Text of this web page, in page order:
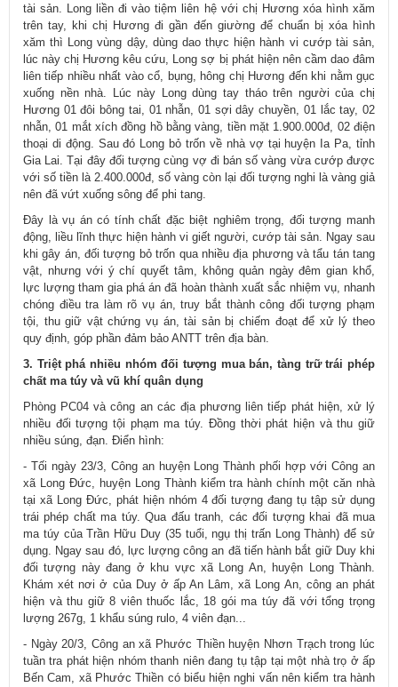
tài sản. Long liền đi vào tiệm liên hệ với chị Hương xóa hình xăm
trên tay, khi chị Hương đi gần đến giường để chuẩn bị xóa hình
xăm thì Long vùng dậy, dùng dao thực hiện hành vi cướp tài sản,
lúc này chị Hương kêu cứu, Long sợ bị phát hiện nên cầm dao đâm
liên tiếp nhiều nhất vào cổ, bụng, hông chị Hương đến khi nằm gục
xuống nền nhà. Lúc này Long dùng tay tháo trên người của chị
Hương 01 đôi bông tai, 01 nhẫn, 01 sợi dây chuyền, 01 lắc tay, 02
nhẫn, 01 mắt xích đồng hồ bằng vàng, tiền mặt 1.900.000đ, 02 điện
thoại di động. Sau đó Long bỏ trốn về nhà vợ tại huyện Ia Pa, tỉnh
Gia Lai. Tại đây đối tượng cùng vợ đi bán số vàng vừa cướp được
với số tiền là 2.400.000đ, số vàng còn lại đối tượng nghi là vàng giả
nên đã vứt xuống sông để phi tang.
Đây là vụ án có tính chất đặc biệt nghiêm trọng, đối tượng manh
động, liều lĩnh thực hiện hành vi giết người, cướp tài sản. Ngay sau
khi gây án, đối tượng bỏ trốn qua nhiều địa phương và tẩu tán tang
vật, nhưng với ý chí quyết tâm, không quản ngày đêm gian khổ,
lực lượng tham gia phá án đã hoàn thành xuất sắc nhiệm vụ, nhanh
chóng điều tra làm rõ vụ án, truy bắt thành công đối tượng phạm
tội, thu giữ vật chứng vụ án, tài sản bị chiếm đoạt để xử lý theo
quy định, góp phần đảm bảo ANTT trên địa bàn.
3. Triệt phá nhiều nhóm đối tượng mua bán, tàng trữ trái phép
chất ma túy và vũ khí quân dụng
Phòng PC04 và công an các địa phương liên tiếp phát hiện, xử lý
nhiều đối tượng tội phạm ma túy. Đồng thời phát hiện và thu giữ
nhiều súng, đạn. Điển hình:
- Tối ngày 23/3, Công an huyện Long Thành phối hợp với Công an
xã Long Đức, huyện Long Thành kiểm tra hành chính một căn nhà
tại xã Long Đức, phát hiện nhóm 4 đối tượng đang tụ tập sử dụng
trái phép chất ma túy. Qua đấu tranh, các đối tượng khai đã mua
ma túy của Trần Hữu Duy (35 tuổi, ngụ thị trấn Long Thành) để sử
dụng. Ngay sau đó, lực lượng công an đã tiến hành bắt giữ Duy khi
đối tượng này đang ở khu vực xã Long An, huyện Long Thành.
Khám xét nơi ở của Duy ở ấp An Lâm, xã Long An, công an phát
hiện và thu giữ 8 viên thuốc lắc, 18 gói ma túy đã với tổng trọng
lượng 267g, 1 khẩu súng rulo, 4 viên đạn...
- Ngày 20/3, Công an xã Phước Thiền huyện Nhơn Trạch trong lúc
tuần tra phát hiện nhóm thanh niên đang tụ tập tại một nhà trọ ở ấp
Bến Cam, xã Phước Thiền có biểu hiện nghi vấn nên kiểm tra hành